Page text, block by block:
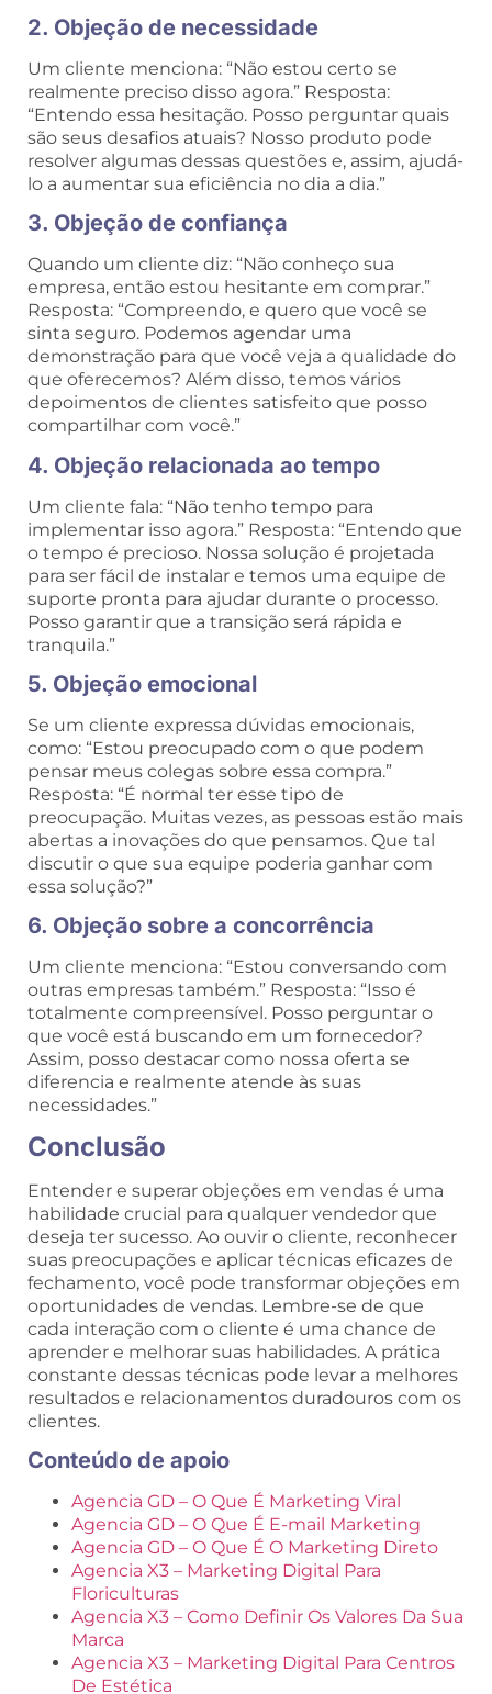
2. Objeção de necessidade
Um cliente menciona: “Não estou certo se
realmente preciso disso agora.” Resposta:
“Entendo essa hesitação. Posso perguntar quais
são seus desafios atuais? Nosso produto pode
resolver algumas dessas questões e, assim, ajudá-
lo a aumentar sua eficiência no dia a dia.”
3. Objeção de confiança
Quando um cliente diz: “Não conheço sua
empresa, então estou hesitante em comprar.”
Resposta: “Compreendo, e quero que você se
sinta seguro. Podemos agendar uma
demonstração para que você veja a qualidade do
que oferecemos? Além disso, temos vários
depoimentos de clientes satisfeito que posso
compartilhar com você.”
4. Objeção relacionada ao tempo
Um cliente fala: “Não tenho tempo para
implementar isso agora.” Resposta: “Entendo que
o tempo é precioso. Nossa solução é projetada
para ser fácil de instalar e temos uma equipe de
suporte pronta para ajudar durante o processo.
Posso garantir que a transição será rápida e
tranquila.”
5. Objeção emocional
Se um cliente expressa dúvidas emocionais,
como: “Estou preocupado com o que podem
pensar meus colegas sobre essa compra.”
Resposta: “É normal ter esse tipo de
preocupação. Muitas vezes, as pessoas estão mais
abertas a inovações do que pensamos. Que tal
discutir o que sua equipe poderia ganhar com
essa solução?”
6. Objeção sobre a concorrência
Um cliente menciona: “Estou conversando com
outras empresas também.” Resposta: “Isso é
totalmente compreensível. Posso perguntar o
que você está buscando em um fornecedor?
Assim, posso destacar como nossa oferta se
diferencia e realmente atende às suas
necessidades.”
Conclusão
Entender e superar objeções em vendas é uma
habilidade crucial para qualquer vendedor que
deseja ter sucesso. Ao ouvir o cliente, reconhecer
suas preocupações e aplicar técnicas eficazes de
fechamento, você pode transformar objeções em
oportunidades de vendas. Lembre-se de que
cada interação com o cliente é uma chance de
aprender e melhorar suas habilidades. A prática
constante dessas técnicas pode levar a melhores
resultados e relacionamentos duradouros com os
clientes.
Conteúdo de apoio
Agencia GD – O Que É Marketing Viral
Agencia GD – O Que É E-mail Marketing
Agencia GD – O Que É O Marketing Direto
Agencia X3 – Marketing Digital Para
Floriculturas
Agencia X3 – Como Definir Os Valores Da Sua
Marca
Agencia X3 – Marketing Digital Para Centros
De Estética